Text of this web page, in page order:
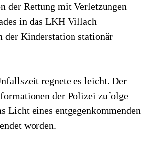
der Rettung mit Verletzungen
in das LKH Villach
der Kinderstation stationär
regnete es leicht. Der
der Polizei zufolge
Licht eines entgegenkommenden
worden.